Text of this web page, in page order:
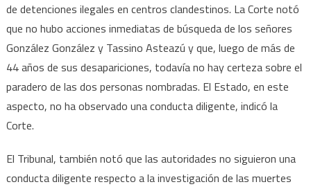
de detenciones ilegales en centros clandestinos. La Corte notó
que no hubo acciones inmediatas de búsqueda de los señores
González González y Tassino Asteazú y que, luego de más de
44 años de sus desapariciones, todavía no hay certeza sobre el
paradero de las dos personas nombradas. El Estado, en este
aspecto, no ha observado una conducta diligente, indicó la
Corte.
El Tribunal, también notó que las autoridades no siguieron una
conducta diligente respecto a la investigación de las muertes